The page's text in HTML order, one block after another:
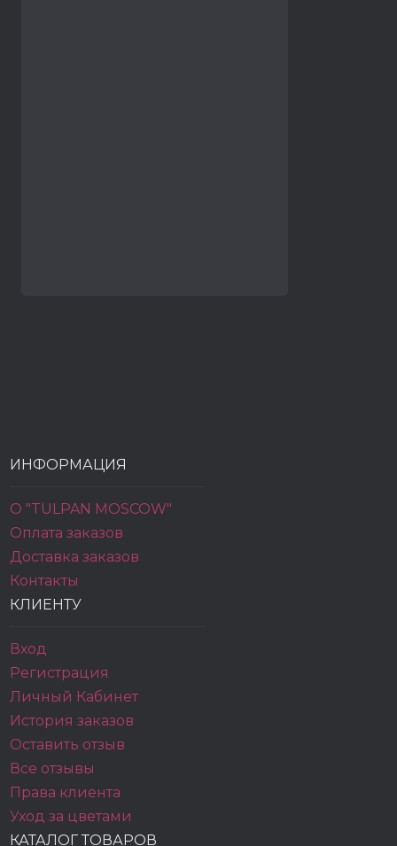
ИНФОРМАЦИЯ
О "TULPAN MOSCOW"
Оплата заказов
Доставка заказов
Контакты
КЛИЕНТУ
Вход
Регистрация
Личный Кабинет
История заказов
Оставить отзыв
Все отзывы
Права клиента
Уход за цветами
КАТАЛОГ ТОВАРОВ